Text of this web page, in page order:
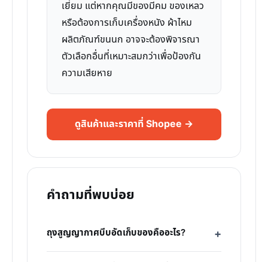
เยี่ยม แต่หากคุณมีของมีคม ของเหลว
หรือต้องการเก็บเครื่องหนัง ผ้าไหม
ผลิตภัณฑ์ขนนก อาจจะต้องพิจารณา
ตัวเลือกอื่นที่เหมาะสมกว่าเพื่อป้องกัน
ความเสียหาย
ดูสินค้าและราคาที่ Shopee →
คำถามที่พบบ่อย
ถุงสูญญากาศบีบอัดเก็บของคืออะไร?